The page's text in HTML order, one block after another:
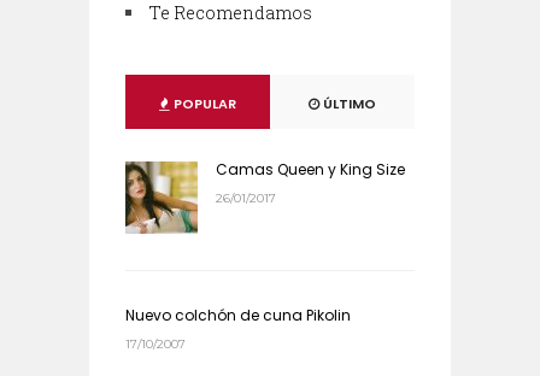
Te Recomendamos
POPULAR ÚLTIMO
Camas Queen y King Size
26/01/2017
Nuevo colchón de cuna Pikolin
17/10/2007